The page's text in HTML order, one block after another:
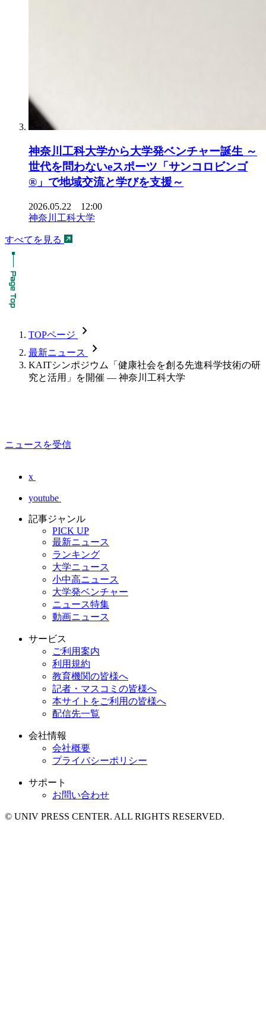
神奈川工科大学から大学発ベンチャー誕生 ～
世代を問わないeスポーツ「サンコロビンゴ
®」で地域交流と学びを支援～
2026.05.22 12:00
神奈川工科大学
すべてを見る
TOPページ chevron_forward
最新ニュース chevron_forward
KAITシンポジウム「健康社会を創る先進科学技術の研
究と活用」を開催 — 神奈川工科大学
ニュースを受信
x
youtube
記事ジャンル
PICK UP
最新ニュース
ランキング
大学ニュース
小中高ニュース
大学発ベンチャー
ニュース特集
動画ニュース
サービス
ご利用案内
利用規約
教育機関の皆様へ
記者・マスコミの皆様へ
本サイトをご利用の皆様へ
配信先一覧
会社情報
会社概要
プライバシーポリシー
サポート
お問い合わせ
© UNIV PRESS CENTER. ALL RIGHTS RESERVED.